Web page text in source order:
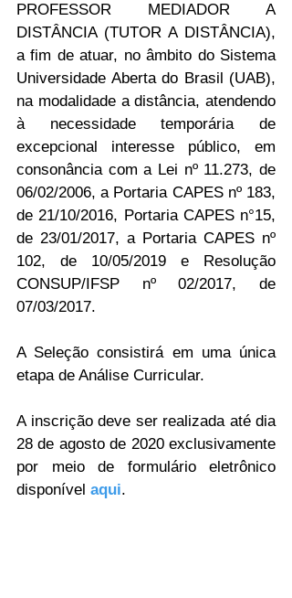
PROFESSOR MEDIADOR A
DISTÂNCIA (TUTOR A DISTÂNCIA),
a fim de atuar, no âmbito do Sistema
Universidade Aberta do Brasil (UAB),
na modalidade a distância, atendendo
à necessidade temporária de
excepcional interesse público, em
consonância com a Lei nº 11.273, de
06/02/2006, a Portaria CAPES nº 183,
de 21/10/2016, Portaria CAPES n°15,
de 23/01/2017, a Portaria CAPES nº
102, de 10/05/2019 e Resolução
CONSUP/IFSP nº 02/2017, de
07/03/2017.
A Seleção consistirá em uma única
etapa de Análise Curricular.
A inscrição deve ser realizada até dia
28 de agosto de 2020 exclusivamente
por meio de formulário eletrônico
disponível aqui.